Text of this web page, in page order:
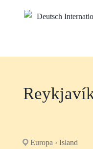
Europa › Island